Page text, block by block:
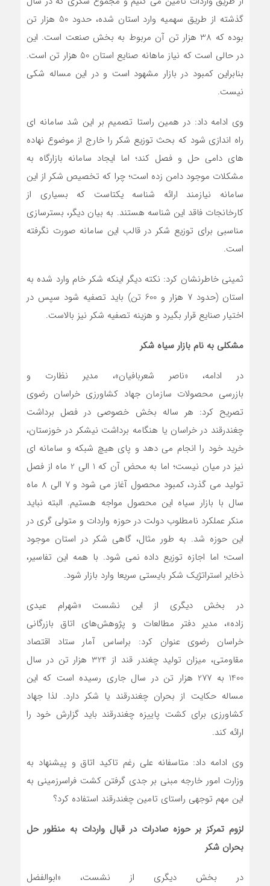
گذشته از طریق سهمیه وارد استان شده، حدود 50 هزار تن
بوده که 38 هزار تن آن مربوط به بخش صنعت است. این
در حالی است که نیاز ماهانه صنایع استان 50 هزار تن است.
بنابراین کمبود در بازار مشهود است و در این مساله شکی
نیست.
وی ادامه داد: در همین راستا تصمیم بر این شد سامانه ای
راه اندازی شود که بحث توزیع شکر را خارج از موضوع نهاده
های دامی حل و فصل کند؛ اما ایجاد سامانه بازارگاه به
مشکلات موجود دامن زده است؛ چرا که تخصیص شکر از این
سامانه نیازمند ارائه شناسه یکتاست که بسیاری از
کارخانجات فاقد این شناسه هستند. به بیان دیگر، بسترسازی
مناسبی برای توزیع شکر در قالب این سامانه صورت نگرفته
است.
ثمینی خاطرنشان کرد: نکته دیگر اینکه شکر خام وارد شده به
استان (حدود 7 هزار و 600 تن) باید تصفیه شود سپس در
اختیار صنایع قرار بگیرد و هزینه تصفیه شکر نیز بالاست.
مشکلی به نام بازار سیاه شکر
در ادامه، «ناصر شعربافیان»، مدیر نظارت و
بازرسی محصولات سازمان جهاد کشاورزی خراسان رضوی
تصریح کرد: هر ساله بخش خصوصی در فصل برداشت
چغندرقند در خراسان یا هنگامه برداشت نیشکر در خوزستان،
خرید خود را انجام می دهد و پای هیچ شبکه و سامانه ای
نیز در میان نیست؛ اما به محض آن که 1 الی 2 ماه از فصل
تولید می گذرد، کمبود محصول آغاز می شود و 7 الی 8 ماه
سال با بازار سیاه این محصول مواجه هستیم. البته نباید
منکر عملکرد نامطلوب دولت در حوزه واردات و متولی گری در
این حوزه شد. به طور مثال، گاهی شکر در استان موجود
است؛ اما اجازه توزیع داده نمی شود. با همه این تفاسیر،
ذخایر استراتژیک شکر بایستی سریعا وارد بازار شود.
در بخش دیگری از این نشست «شهرام عیدی
زاده»، مدیر دفتر مطالعات و پژوهش‌های اتاق بازرگانی
خراسان رضوی عنوان کرد: براساس آمار ستاد اقتصاد
مقاومتی، میزان تولید چغندر قند از 324 هزار تن در سال
1400 به 277 هزار تن در سال جاری رسیده است که این
مساله حکایت از بحران چغندرقند یا شکر دارد. لذا جهاد
کشاورزی برای کشت پاییزه چغندرقند باید گزارش خود را
ارائه کند.
وی ادامه داد: متاسفانه علی رغم تاکید اتاق و پیشنهاد به
وزارت امور خارجه مبنی بر جدی گرفتن کشت فراسرزمینی به
این مهم توجهی راستای تامین چغندرقند استفاده کرد؟
لزوم تمرکز بر حوزه صادرات در قبال واردات به منظور حل
بحران شکر
در بخش دیگری از نشست، «ابوالفضل